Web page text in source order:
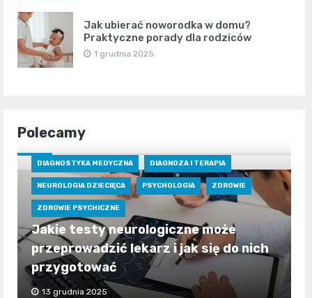
Jak ubierać noworodka w domu?
Praktyczne porady dla rodziców
1 grudnia 2025
Polecamy
DIAGNOSTYKA MEDYCZNA DIAGNOZA I TERAPIA
NEUROLOGIA DZIECIĘCA PSYCHOLOGIA ZDROWIE
ZDROWIE PSYCHICZNE
Jakie testy neurologiczne może
przeprowadzić lekarz i jak się do nich
przygotować
13 grudnia 2025